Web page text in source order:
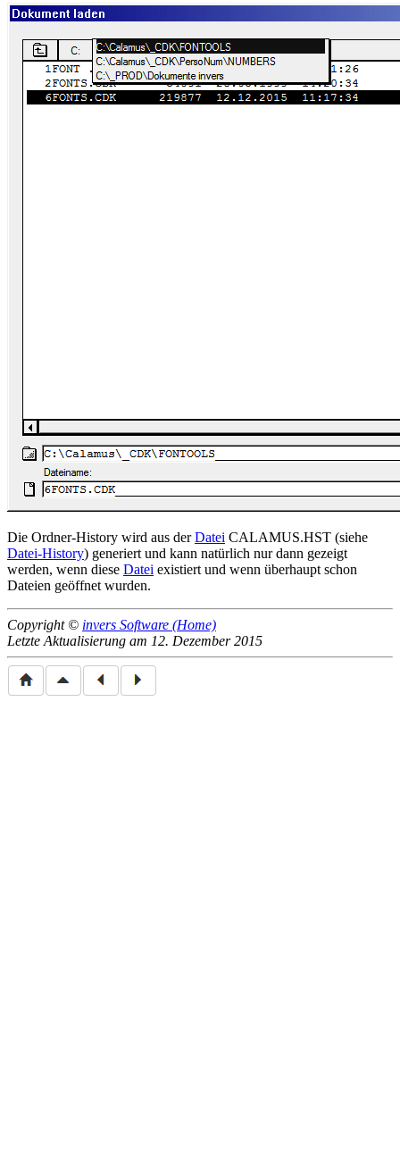
Die Ordner-History wird aus derDatei CALAMUS.HST (siehe
Datei-History) generiert und kann natürlich nur dann gezeigt
werden, wenn diese Datei existiert und wenn überhaupt schon
Dateien geöffnet wurden.
Copyright © invers Software (Home)
Letzte Aktualisierung am 12. Dezember 2015